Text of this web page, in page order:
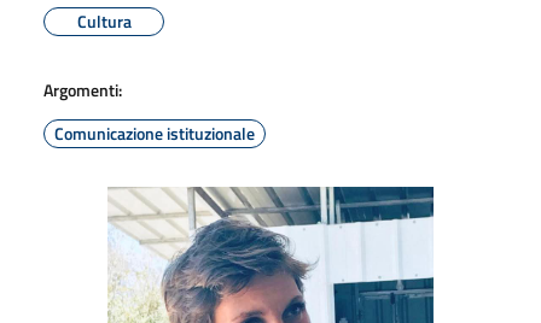
Cultura
Argomenti:
Comunicazione istituzionale